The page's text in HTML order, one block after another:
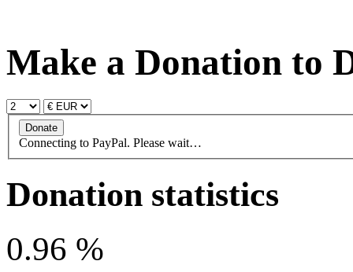
Make a Donation to
Connecting to PayPal. Please wait…
Donation statistics
0.96 %